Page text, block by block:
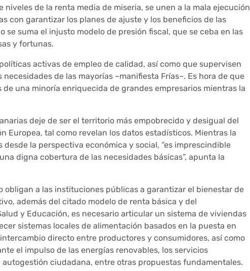
de la renta media de miseria, se unen a la mala ejecución
con garantizar los planes de ajuste y los beneficios de las
suma el injusto modelo de presión fiscal, que se ceba en las
y fortunas.
activas de empleo de calidad, así como que supervisen
de las mayorías –manifiesta Frías–. Es hora de que
una minoría enriquecida de grandes empresarios mientras la
deje de ser el territorio más empobrecido y desigual del
Europea, tal como revelan los datos estadísticos. Mientras la
la perspectiva económica y social, “es imprescindible
digna cobertura de las necesidades básicas”, apunta la
obligan a las instituciones públicas a garantizar el bienestar de
además del citado modelo de renta básica y del
y Educación, es necesario articular un sistema de viviendas
sistemas locales de alimentación basados en la puesta en
directo entre productores y consumidores, así como
el impulso de las energías renovables, los servicios
ciudadana, entre otras propuestas fundamentales.